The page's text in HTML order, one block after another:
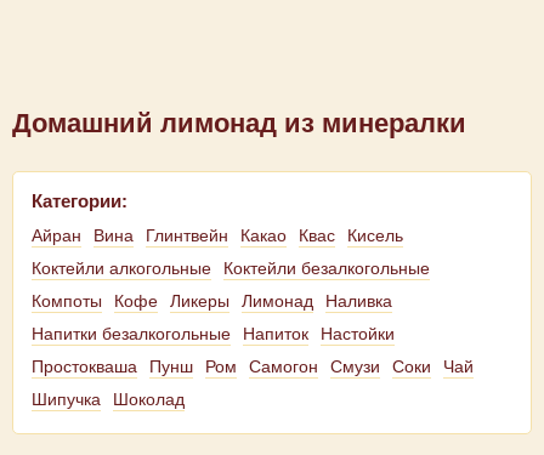
Домашний лимонад из минералки
Категории:
Айран Вина Глинтвейн Какао Квас
Кисель
Коктейли алкогольные
Коктейли безалкогольные
Компоты
Кофе Ликеры Лимонад
Наливка
Напитки безалкогольные
Напиток
Настойки
Простокваша
Пунш Ром Самогон Смузи Соки
Чай
Шипучка
Шоколад